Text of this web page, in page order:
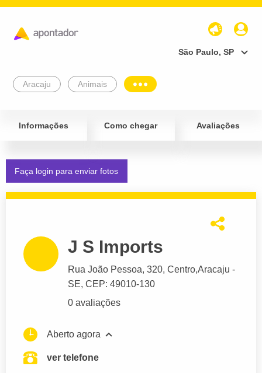
São Paulo, SP
Aracaju Animais
Informações Como chegar Avaliações
Faça login para enviar fotos
J S Imports
Rua João Pessoa, 320, Centro,Aracaju -
SE, CEP: 49010-130
0 avaliações
Aberto agora
ver telefone